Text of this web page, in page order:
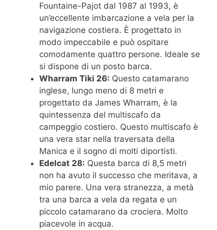
Fountaine-Pajot dal 1987 al 1993, è
un’eccellente imbarcazione a vela per la
navigazione costiera. È progettato in
modo impeccabile e può ospitare
comodamente quattro persone. Ideale se
si dispone di un posto barca.
Wharram Tiki 26: Questo catamarano
inglese, lungo meno di 8 metri e
progettato da James Wharram, è la
quintessenza del multiscafo da
campeggio costiero. Questo multiscafo è
una vera star nella traversata della
Manica e il sogno di molti diportisti.
Edelcat 28: Questa barca di 8,5 metri
non ha avuto il successo che meritava, a
mio parere. Una vera stranezza, a metà
tra una barca a vela da regata e un
piccolo catamarano da crociera. Molto
piacevole in acqua.